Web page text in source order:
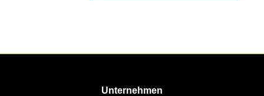
Unternehmen